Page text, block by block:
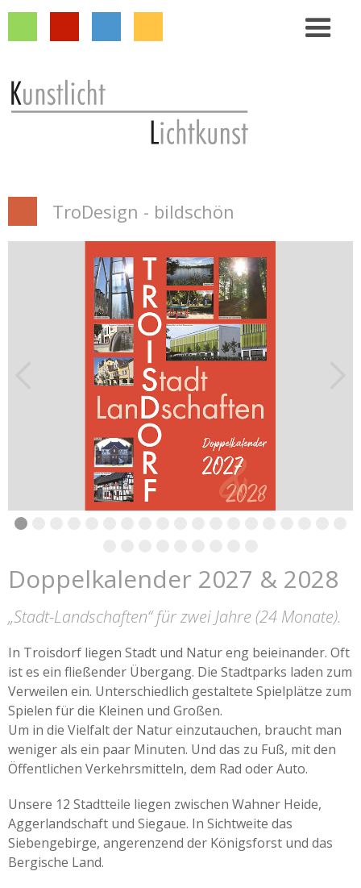
TroDesign - bildschön
Doppelkalender 2027 & 2028
„Stadt-Landschaften“für zwei Jahre (24 Monate).
In Troisdorf liegen Stadt und Natur eng beieinander. Oft
ist es ein fließender Übergang. Die Stadtparks laden zum
Verweilen ein. Unterschiedlich gestaltete Spielplätze zum
Spielen für die Kleinen und Großen.
Um in die Vielfalt der Natur einzutauchen, braucht man
weniger als ein paar Minuten. Und das zu Fuß, mit den
Öffentlichen Verkehrsmitteln, dem Rad oder Auto.
Unsere 12 Stadtteile liegen zwischen Wahner Heide,
Aggerlandschaft und Siegaue. In Sichtweite das
Siebengebirge, angerenzend der Königsforst und das
Bergische Land.